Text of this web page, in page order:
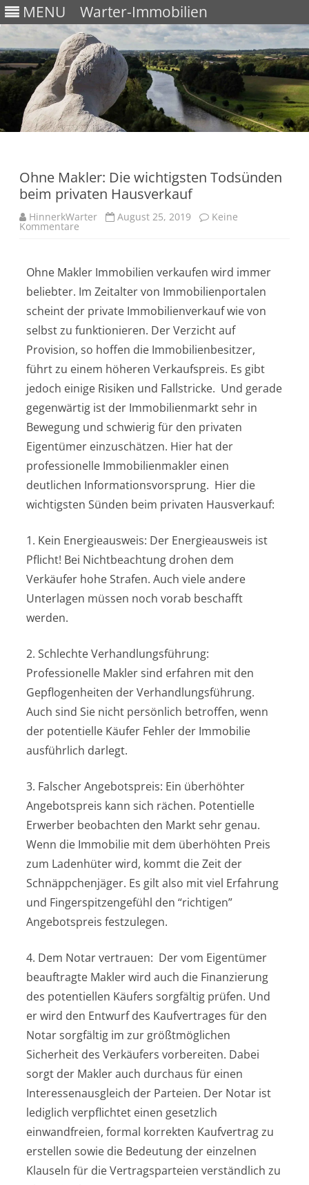
MENU Warter-Immobilien
Ohne Makler: Die wichtigsten Todsünden
beim privaten Hausverkauf
HinnerkWarter August 25, 2019 Keine
Kommentare
Ohne Makler Immobilien verkaufen wird immer
beliebter. Im Zeitalter von Immobilienportalen
scheint der private Immobilienverkauf wie von
selbst zu funktionieren. Der Verzicht auf
Provision, so hoffen die Immobilienbesitzer,
führt zu einem höheren Verkaufspreis. Es gibt
jedoch einige Risiken und Fallstricke. Und gerade
gegenwärtig ist der Immobilienmarkt sehr in
Bewegung und schwierig für den privaten
Eigentümer einzuschätzen. Hier hat der
professionelle Immobilienmakler einen
deutlichen Informationsvorsprung. Hier die
wichtigsten Sünden beim privaten Hausverkauf:
1. Kein Energieausweis: Der Energieausweis ist
Pflicht! Bei Nichtbeachtung drohen dem
Verkäufer hohe Strafen. Auch viele andere
Unterlagen müssen noch vorab beschafft
werden.
2. Schlechte Verhandlungsführung:
Professionelle Makler sind erfahren mit den
Gepflogenheiten der Verhandlungsführung.
Auch sind Sie nicht persönlich betroffen, wenn
der potentielle Käufer Fehler der Immobilie
ausführlich darlegt.
3. Falscher Angebotspreis: Ein überhöhter
Angebotspreis kann sich rächen. Potentielle
Erwerber beobachten den Markt sehr genau.
Wenn die Immobilie mit dem überhöhten Preis
zum Ladenhüter wird, kommt die Zeit der
Schnäppchenjäger. Es gilt also mit viel Erfahrung
und Fingerspitzengefühl den “richtigen”
Angebotspreis festzulegen.
4. Dem Notar vertrauen: Der vom Eigentümer
beauftragte Makler wird auch die Finanzierung
des potentiellen Käufers sorgfältig prüfen. Und
er wird den Entwurf des Kaufvertrages für den
Notar sorgfältig im zur größtmöglichen
Sicherheit des Verkäufers vorbereiten. Dabei
sorgt der Makler auch durchaus für einen
Interessenausgleich der Parteien. Der Notar ist
lediglich verpflichtet einen gesetzlich
einwandfreien, formal korrekten Kaufvertrag zu
erstellen sowie die Bedeutung der einzelnen
Klauseln für die Vertragsparteien verständlich zu